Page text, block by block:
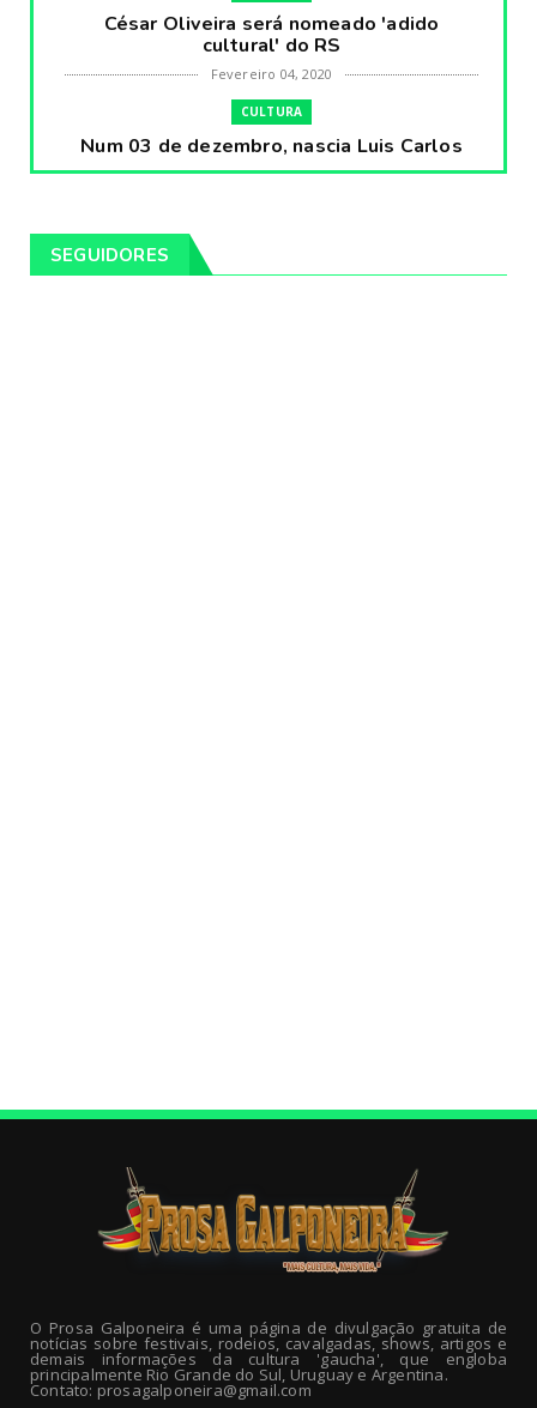
César Oliveira será nomeado 'adido
cultural' do RS
Fevereiro 04, 2020
CULTURA
Num 03 de dezembro, nascia Luis Carlos
Prestes, o Cavaleiro ...
Pintores da Temática Gauchesca - parte
SEGUIDORES
O Prosa Galponeira é uma página de divulgação gratuita de
notícias sobre festivais, rodeios, cavalgadas, shows, artigos e
demais informações da cultura 'gaucha', que engloba
principalmente Rio Grande do Sul, Uruguay e Argentina.
Contato: prosagalponeira@gmail.com